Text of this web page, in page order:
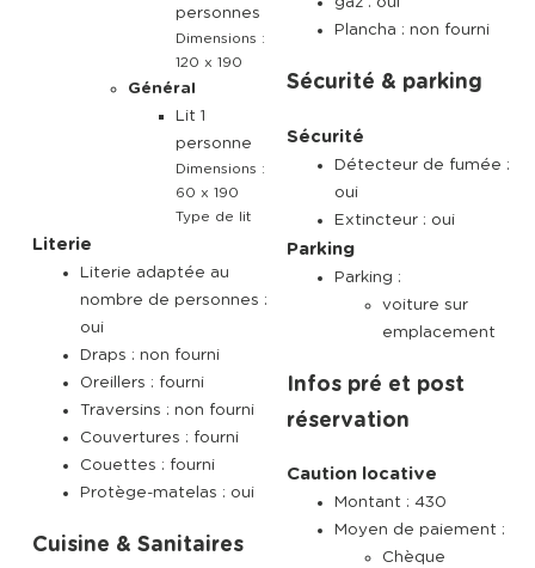
personnes
Dimensions :
120 x 190
Général
Lit 1
personne
Dimensions :
60 x 190
Type de lit
Literie
Literie adaptée au
nombre de personnes :
oui
Draps : non fourni
Oreillers : fourni
Traversins : non fourni
Couvertures : fourni
Couettes : fourni
Protège-matelas : oui
Cuisine & Sanitaires
Plancha : non fourni
Sécurité & parking
Sécurité
Détecteur de fumée :
oui
Extincteur : oui
Parking
Parking :
voiture sur
emplacement
Infos pré et post
réservation
Caution locative
Montant : 430
Moyen de paiement :
Chèque